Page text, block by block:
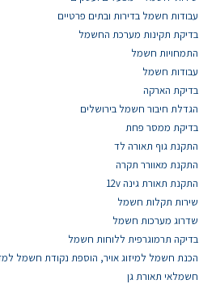
עבודות חשמל בדירות ובתים פרטיים
בדיקת תקינות מערכת החשמל
התמחויות חשמל
עבודות חשמל
בדיקת הארקה
הגדלת חיבור חשמל בירושלים
בדיקת ממסר פחת
התקנת גוף תאורה לד
התקנת מאוורר תקרה
התקנת תאורת גינה 12v
שירות תקלות חשמל
שדרוג מערכות חשמל
בדיקה תרמוגרפית ללוחות חשמל
הכנת חשמל למיזוג אויר, הוספת נקודת חשמל
חשמלאי תאורת גן